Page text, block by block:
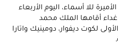
للا أسماء، اليوم الأربعاء
غداء أقامها الملك محمد
لكوت ديفوار، دومينيك واتارا